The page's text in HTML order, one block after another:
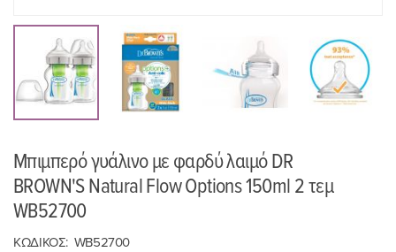
Μπιμπερό γυάλινο με φαρδύ λαιμό DR
BROWN'S Natural Flow Options 150ml 2 τεμ
WB52700
ΚΩΔΙΚΟΣ: WB52700